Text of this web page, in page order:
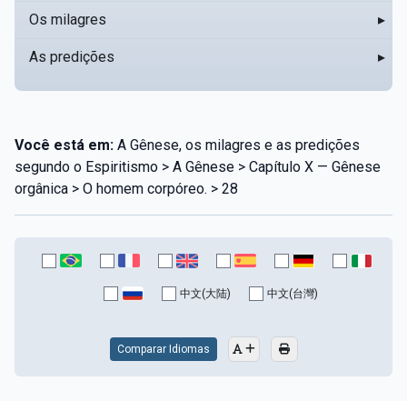
Os milagres ▸
As predições ▸
Você está em: A Gênese, os milagres e as predições
segundo o Espiritismo > A Gênese > Capítulo X — Gênese
orgânica > O homem corpóreo. > 28
中文(大陆) 中文(台灣)
Comparar Idiomas